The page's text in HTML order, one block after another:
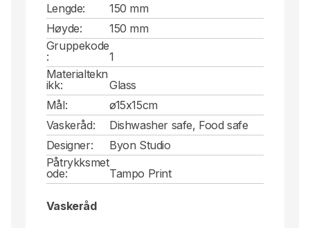
Lengde:
150 mm
Høyde:
150 mm
Gruppekode
:
1
Materialtekn
ikk:
Glass
Mål:
ø15x15cm
Vaskeråd:
Dishwasher safe, Food safe
Designer:
Byon Studio
Påtrykksmet
ode:
Tampo Print
Vaskeråd